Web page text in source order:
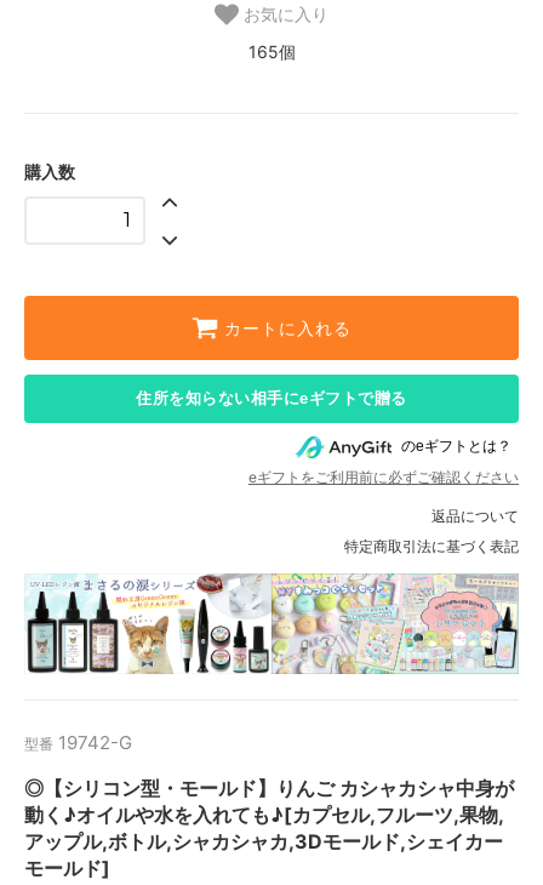
お気に入り
165個
購入数
カートに入れる
住所を知らない相手にeギフトで贈る
のeギフトとは？
eギフトをご利用前に必ずご確認ください
返品について
特定商取引法に基づく表記
型番 19742-G
◎【シリコン型・モールド】りんご カシャカシャ中身が
動く♪オイルや水を入れても♪[カプセル,フルーツ,果物,
アップル,ボトル,シャカシャカ,3Dモールド,シェイカー
モールド]